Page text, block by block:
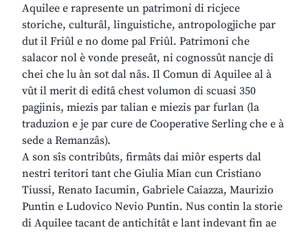
Aquilee e rapresente un patrimoni di ricjece
storiche, culturâl, linguistiche, antropologjiche par
dut il Friûl e no dome pal Friûl. Patrimoni che
salacor nol è vonde preseât, ni cognossût nancje di
chei che lu àn sot dal nâs. Il Comun di Aquilee al à
vût il merit di editâ chest volumon di scuasi 350
pagjinis, miezis par talian e miezis par furlan (la
traduzion e je par cure de Cooperative Serling che e à
sede a Remanzâs).
A son sîs contribûts, firmâts dai miôr esperts dal
nestri teritori tant che Giulia Mian cun Cristiano
Tiussi, Renato Iacumin, Gabriele Caiazza, Maurizio
Puntin e Ludovico Nevio Puntin. Nus contin la storie
di Aquilee tacant de antichitât e lant indevant fin ae